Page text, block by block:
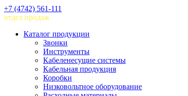
+7 (4742) 561-111
отдел продаж
Каталог продукции
Звонки
Инструменты
Кабеленесущие системы
Кабельная продукция
Коробки
Низковольтное оборудование